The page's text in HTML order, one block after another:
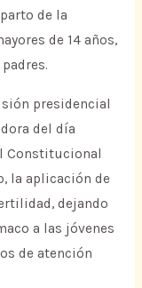
de la
de 14 años,
presidencial
del día
Constitucional
la aplicación de
dejando
a las jóvenes
de atención